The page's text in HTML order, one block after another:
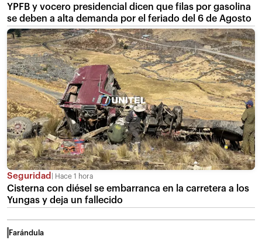
YPFB y vocero presidencial dicen que filas por gasolina
se deben a alta demanda por el feriado del 6 de Agosto
Seguridad Hace 1 hora
Cisterna con diésel se embarranca en la carretera a los
Yungas y deja un fallecido
Farándula